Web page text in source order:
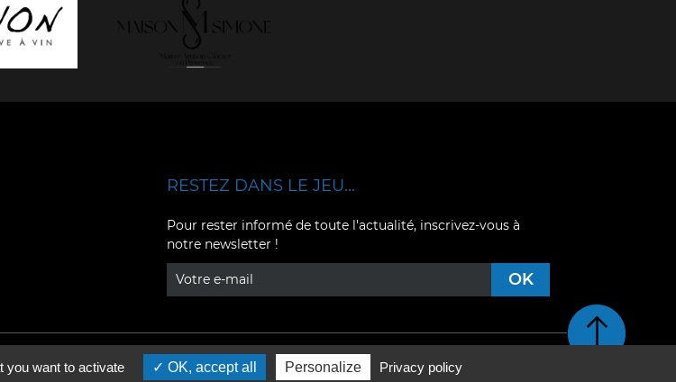
YouTube
RESTEZ DANS LE JEU...
Pour rester informé de toute l'actualité, inscrivez-vous à
notre newsletter !
Retour en haut de page
you want to activate OK, accept all Personalize Privacy policy